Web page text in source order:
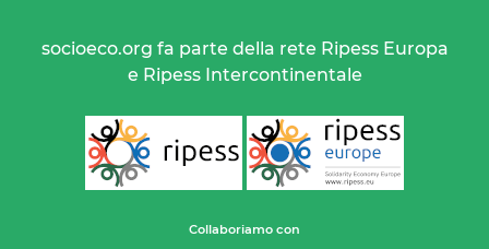
socioeco.org fa parte della rete Ripess Europa
e Ripess Intercontinentale
Collaboriamo con